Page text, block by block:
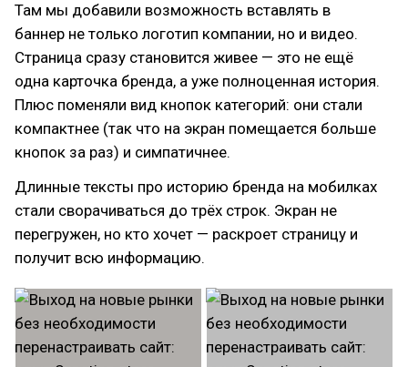
Там мы добавили возможность вставлять в
баннер не только логотип компании, но и видео.
Страница сразу становится живее — это не ещё
одна карточка бренда, а уже полноценная история.
Плюс поменяли вид кнопок категорий: они стали
компактнее (так что на экран помещается больше
кнопок за раз) и симпатичнее.
Длинные тексты про историю бренда на мобилках
стали сворачиваться до трёх строк. Экран не
перегружен, но кто хочет — раскроет страницу и
получит всю информацию.